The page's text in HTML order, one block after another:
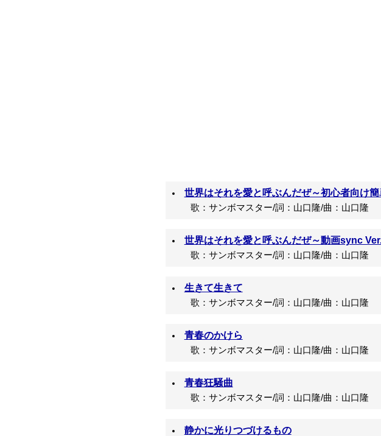
世界はそれを愛と呼ぶんだぜ～初心者向け簡
歌：サンボマスター/詞：山口隆/曲：山口隆
世界はそれを愛と呼ぶんだぜ～動画sync
歌：サンボマスター/詞：山口隆/曲：山口隆
生きて生きて
歌：サンボマスター/詞：山口隆/曲：山口隆
青春のかけら
歌：サンボマスター/詞：山口隆/曲：山口隆
青春狂騒曲
歌：サンボマスター/詞：山口隆/曲：山口隆
静かに光りつづけるもの